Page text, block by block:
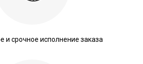
и срочное исполнение заказа